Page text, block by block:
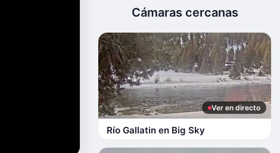
Cámaras cercanas
Ver en directo
Río Gallatin en Big Sky